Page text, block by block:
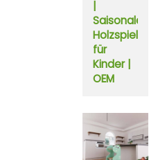
Saisonales
für
Kinder |
OEM